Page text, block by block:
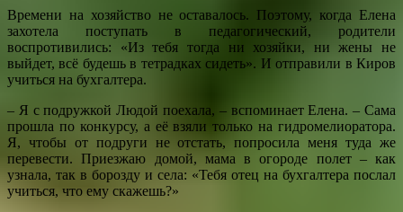
Времени на хозяйство не оставалось. Поэтому, когда Елена
захотела поступать в педагогический, родители
воспротивились: «Из тебя тогда ни хозяйки, ни жены не
выйдет, всё будешь в тетрадках сидеть». И отправили в Киров
учиться на бухгалтера.
– Я с подружкой Людой поехала, – вспоминает Елена. – Сама
прошла по конкурсу, а её взяли только на гидромелиоратора.
Я, чтобы от подруги не отстать, попросила меня туда же
перевести. Приезжаю домой, мама в огороде полет – как
узнала, так в борозду и села: «Тебя отец на бухгалтера послал
учиться, что ему скажешь?»